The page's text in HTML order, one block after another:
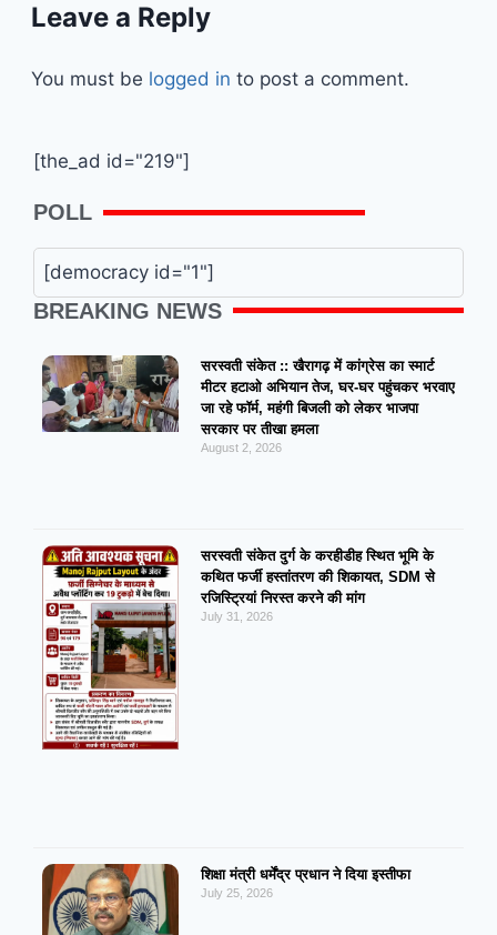
Leave a Reply
You must be logged in to post a comment.
[the_ad id="219"]
POLL
[democracy id="1"]
BREAKING NEWS
सरस्वती संकेत :: खैरागढ़ में कांग्रेस का स्मार्ट
मीटर हटाओ अभियान तेज, घर-घर पहुंचकर भरवाए
जा रहे फॉर्म, महंगी बिजली को लेकर भाजपा
सरकार पर तीखा हमला
August 2, 2026
सरस्वती संकेत दुर्ग के करहीडीह स्थित भूमि के
कथित फर्जी हस्तांतरण की शिकायत, SDM से
रजिस्ट्रियां निरस्त करने की मांग
July 31, 2026
शिक्षा मंत्री धर्मेंद्र प्रधान ने दिया इस्तीफा
July 25, 2026